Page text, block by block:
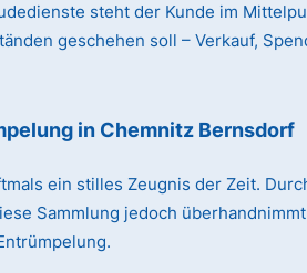
steht der Kunde im
geschehen soll – Verkauf,
in Chemnitz Bernsdorf
ein stilles Zeugnis der Zeit.
Sammlung jedoch